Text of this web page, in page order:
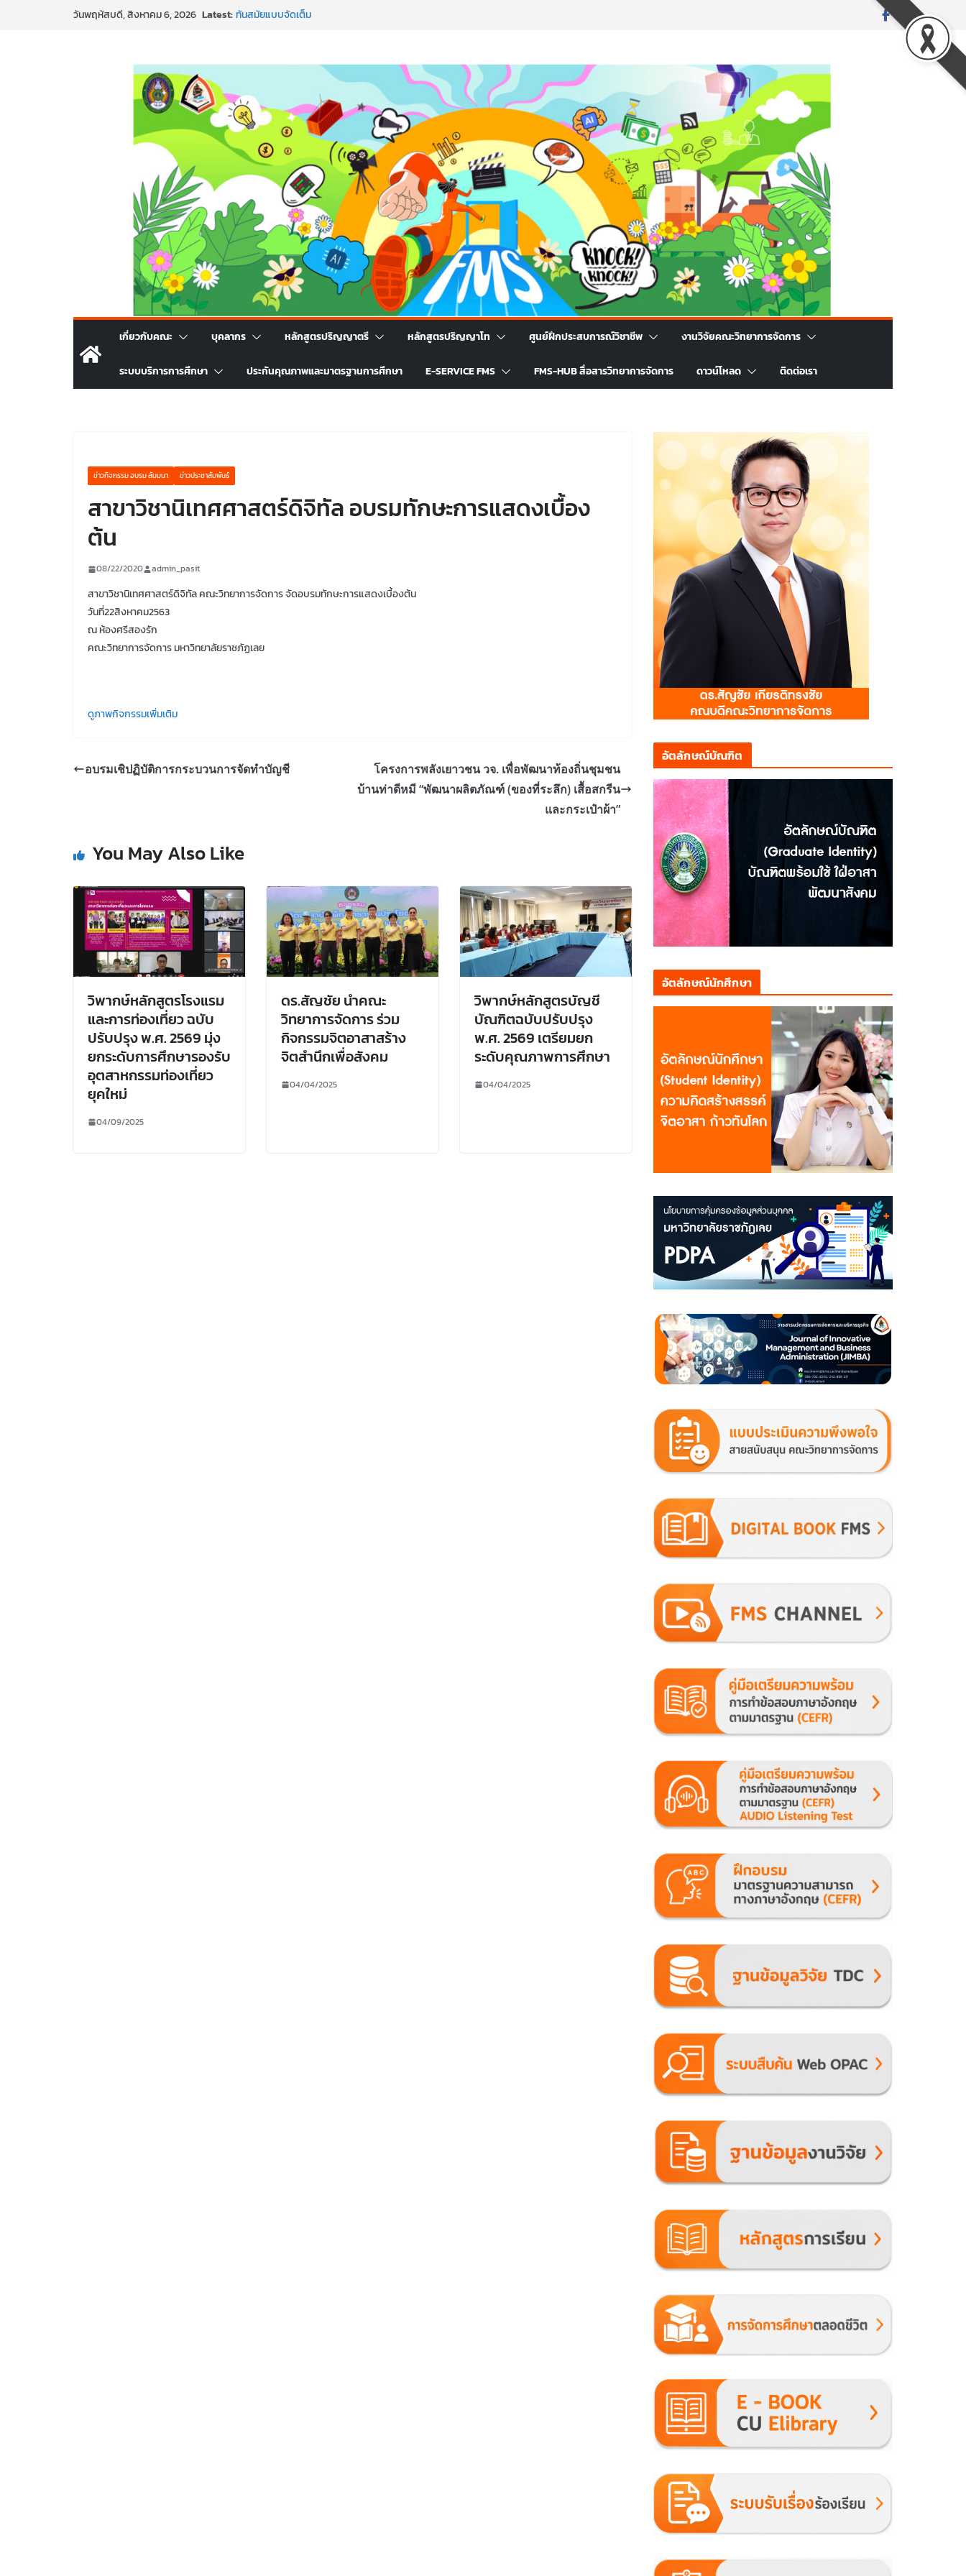
วันพฤหัสบดี, สิงหาคม 6, 2026 Latest:สร้าง VDO ก็ปัง แถมเขียนโค้ดสร้างแอปได้อีก! เรียนกับ มรภ.เลย ได้สกิล
พาธุรกิจท้องถิ่นสู่ตลาดโลก ด้วยเทคโนโลยี AI!
SMEs ยุคนี้ ถ้าไม่ใช้ AI ถือว่าพลาดมาก!
เกี่ยวกับคณะ บุคลากร หลักสูตรปริญญาตรี หลักสูตรปริญญาโท ศูนย์ฝึกประสบการณ์วิชาชีพ งานวิจัยคณะวิทยาการจัดการ
ระบบบริการการศึกษา ประกันคุณภาพและมาตรฐานการศึกษา E-SERVICE FMS FMS-HUB สื่อสารวิทยาการจัดการ ดาวน์โหลด ติดต่อเรา
ข่าวกิจกรรม อบรม สัมมนา ข่าวประชาสัมพันธ์
สาขาวิชานิเทศศาสตร์ดิจิทัล อบรมทักษะการแสดงเบื้อง
ต้น
08/22/2020 admin_pasit
สาขาวิชานิเทศศาสตร์ดิจิทัล คณะวิทยาการจัดการ จัดอบรมทักษะการแสดงเบื้องต้น
วันที่22สิงหาคม2563
ณ ห้องศรีสองรัก
คณะวิทยาการจัดการ มหาวิทยาลัยราชภัฏเลย
ดูภาพกิจกรรมเพิ่มเติม
อบรมเชิปฏิบัติการกระบวนการจัดทำบัญชี
โครงการพลังเยาวชน วจ. เพื่อพัฒนาท้องถิ่นชุมชน
บ้านท่าดีหมี “พัฒนาผลิตภัณฑ์ (ของที่ระลึก) เสื้อสกรีน
และกระเป๋าผ้า”
You May Also Like
วิพากษ์หลักสูตรโรงแรม
และการท่องเที่ยว ฉบับ
ปรับปรุง พ.ศ. 2569 มุ่ง
ยกระดับการศึกษารองรับ
อุตสาหกรรมท่องเที่ยว
ยุคใหม่
04/09/2025
ดร.สัญชัย นำคณะ
วิทยาการจัดการ ร่วม
กิจกรรมจิตอาสาสร้าง
จิตสำนึกเพื่อสังคม
04/04/2025
วิพากษ์หลักสูตรบัญชี
บัณฑิตฉบับปรับปรุง
พ.ศ. 2569 เตรียมยก
ระดับคุณภาพการศึกษา
04/04/2025
อัตลักษณ์บัณฑิต
อัตลักษณ์นักศึกษา